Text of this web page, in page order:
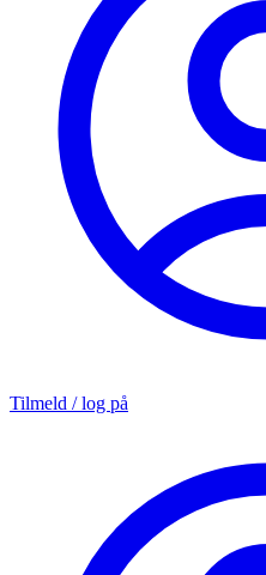
Tilmeld / log på